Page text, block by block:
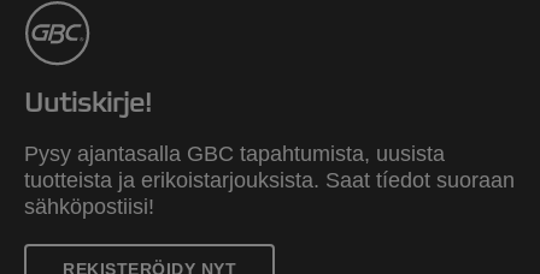
Uutiskirje!
Pysy ajantasalla GBC tapahtumista, uusista
tuotteista ja erikoistarjouksista. Saat tíedot suoraan
sähköpostiisi!
REKISTERÖIDY NYT